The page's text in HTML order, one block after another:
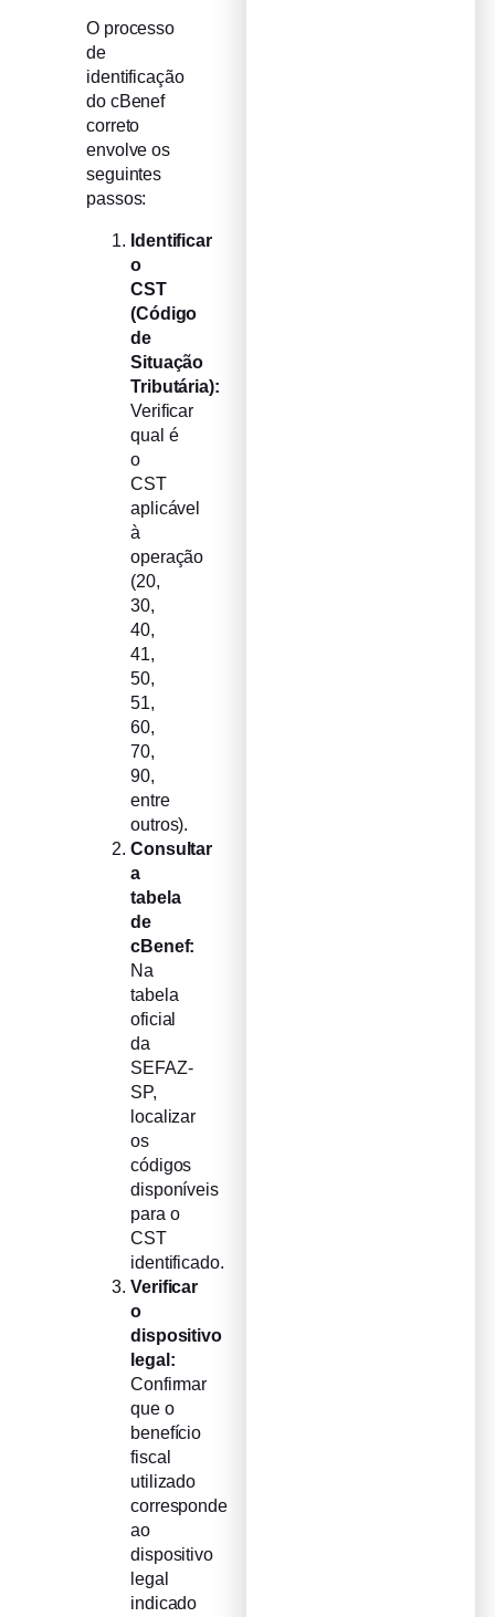
O processo
de
identificação
do cBenef
correto
envolve os
seguintes
passos:
Identificar
o
CST
(Código
de
Situação
Tributária):
Verificar
qual é
o
CST
aplicável
à
operação
(20,
30,
40,
41,
50,
51,
60,
70,
90,
entre
outros).
Consultar
a
tabela
de
cBenef:
Na
tabela
oficial
da
SEFAZ-
SP,
localizar
os
códigos
disponíveis
para o
CST
identificado.
Verificar
o
dispositivo
legal:
Confirmar
que o
benefício
fiscal
utilizado
corresponde
ao
dispositivo
legal
indicado